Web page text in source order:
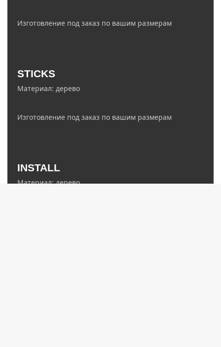
Изготовление под заказ по вашим размерам
8 (843) 245-68-58
STICKS
Материал: дерево
Изготовление под заказ по вашим размерам
8 (843) 245-68-58
INSTALL
Материал: дерево